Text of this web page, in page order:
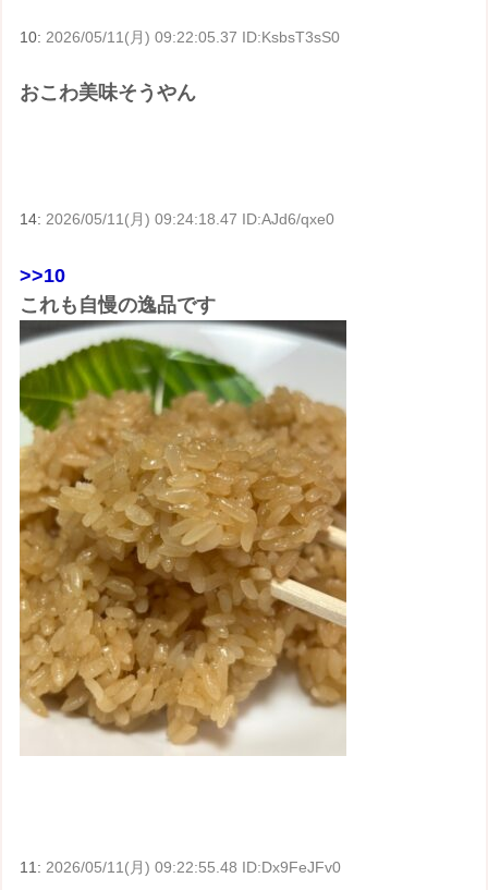
10: 2026/05/11(月) 09:22:05.37 ID:KsbsT3sS0
おこわ美味そうやん
14:2026/05/11(月) 09:24:18.47 ID:AJd6/qxe0
>>10
これも自慢の逸品です
11: 2026/05/11(月) 09:22:55.48 ID:Dx9FeJFv0